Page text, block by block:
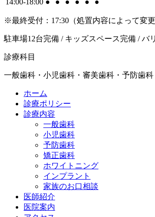
※最終受付：17:30（処置内容によって変更
駐車場12台完備 / キッズスペース完備 / バ
診療科目
一般歯科・小児歯科・審美歯科・予防歯
ホーム
診療ポリシー
診療内容
一般歯科
小児歯科
予防歯科
矯正歯科
ホワイトニング
インプラント
家族のお口相談
医師紹介
医院案内